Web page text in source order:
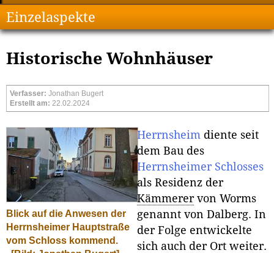
Einzelaspekte
Historische Wohnhäuser
Verfasser: Jonathan Bugert
Erstellt am: 22.02.2024
Blick auf die Anwesen der
Herrnsheimer Hauptstraße
vom Schloss kommend.
Herrnsheim diente seit
dem Bau des
Herrnsheimer Schlosses
als Residenz der
Kämmerervon Worms
genannt von Dalberg. In
der Folge entwickelte
sich auch der Ort weiter.